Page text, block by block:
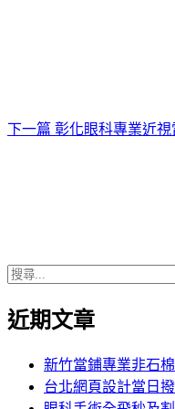
下一篇 彰化眼科專業近
近期文章
新竹當鋪專業非石
台北網頁設計當日